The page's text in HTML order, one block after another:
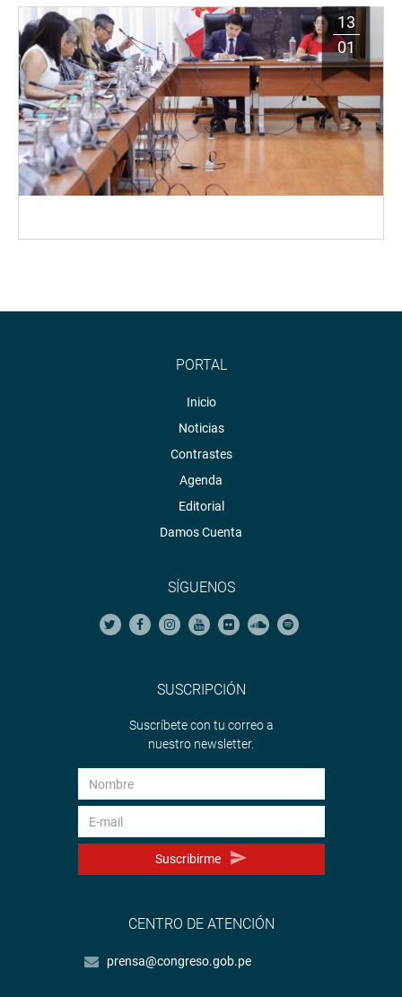
13
01
PORTAL
Inicio
Noticias
Contrastes
Agenda
Editorial
Damos Cuenta
SÍGUENOS
SUSCRIPCIÓN
Suscríbete con tu correo a
nuestro newsletter.
Suscribirme
CENTRO DE ATENCIÓN
prensa@congreso.gob.pe